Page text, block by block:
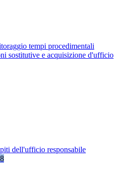
tempi procedimentali
sostitutive e acquisizione d'ufficio
dell'ufficio responsabile